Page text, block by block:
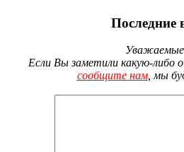
Последние
Уважаемые
Если Вы заметили какую-либо
сообщите нам, мы